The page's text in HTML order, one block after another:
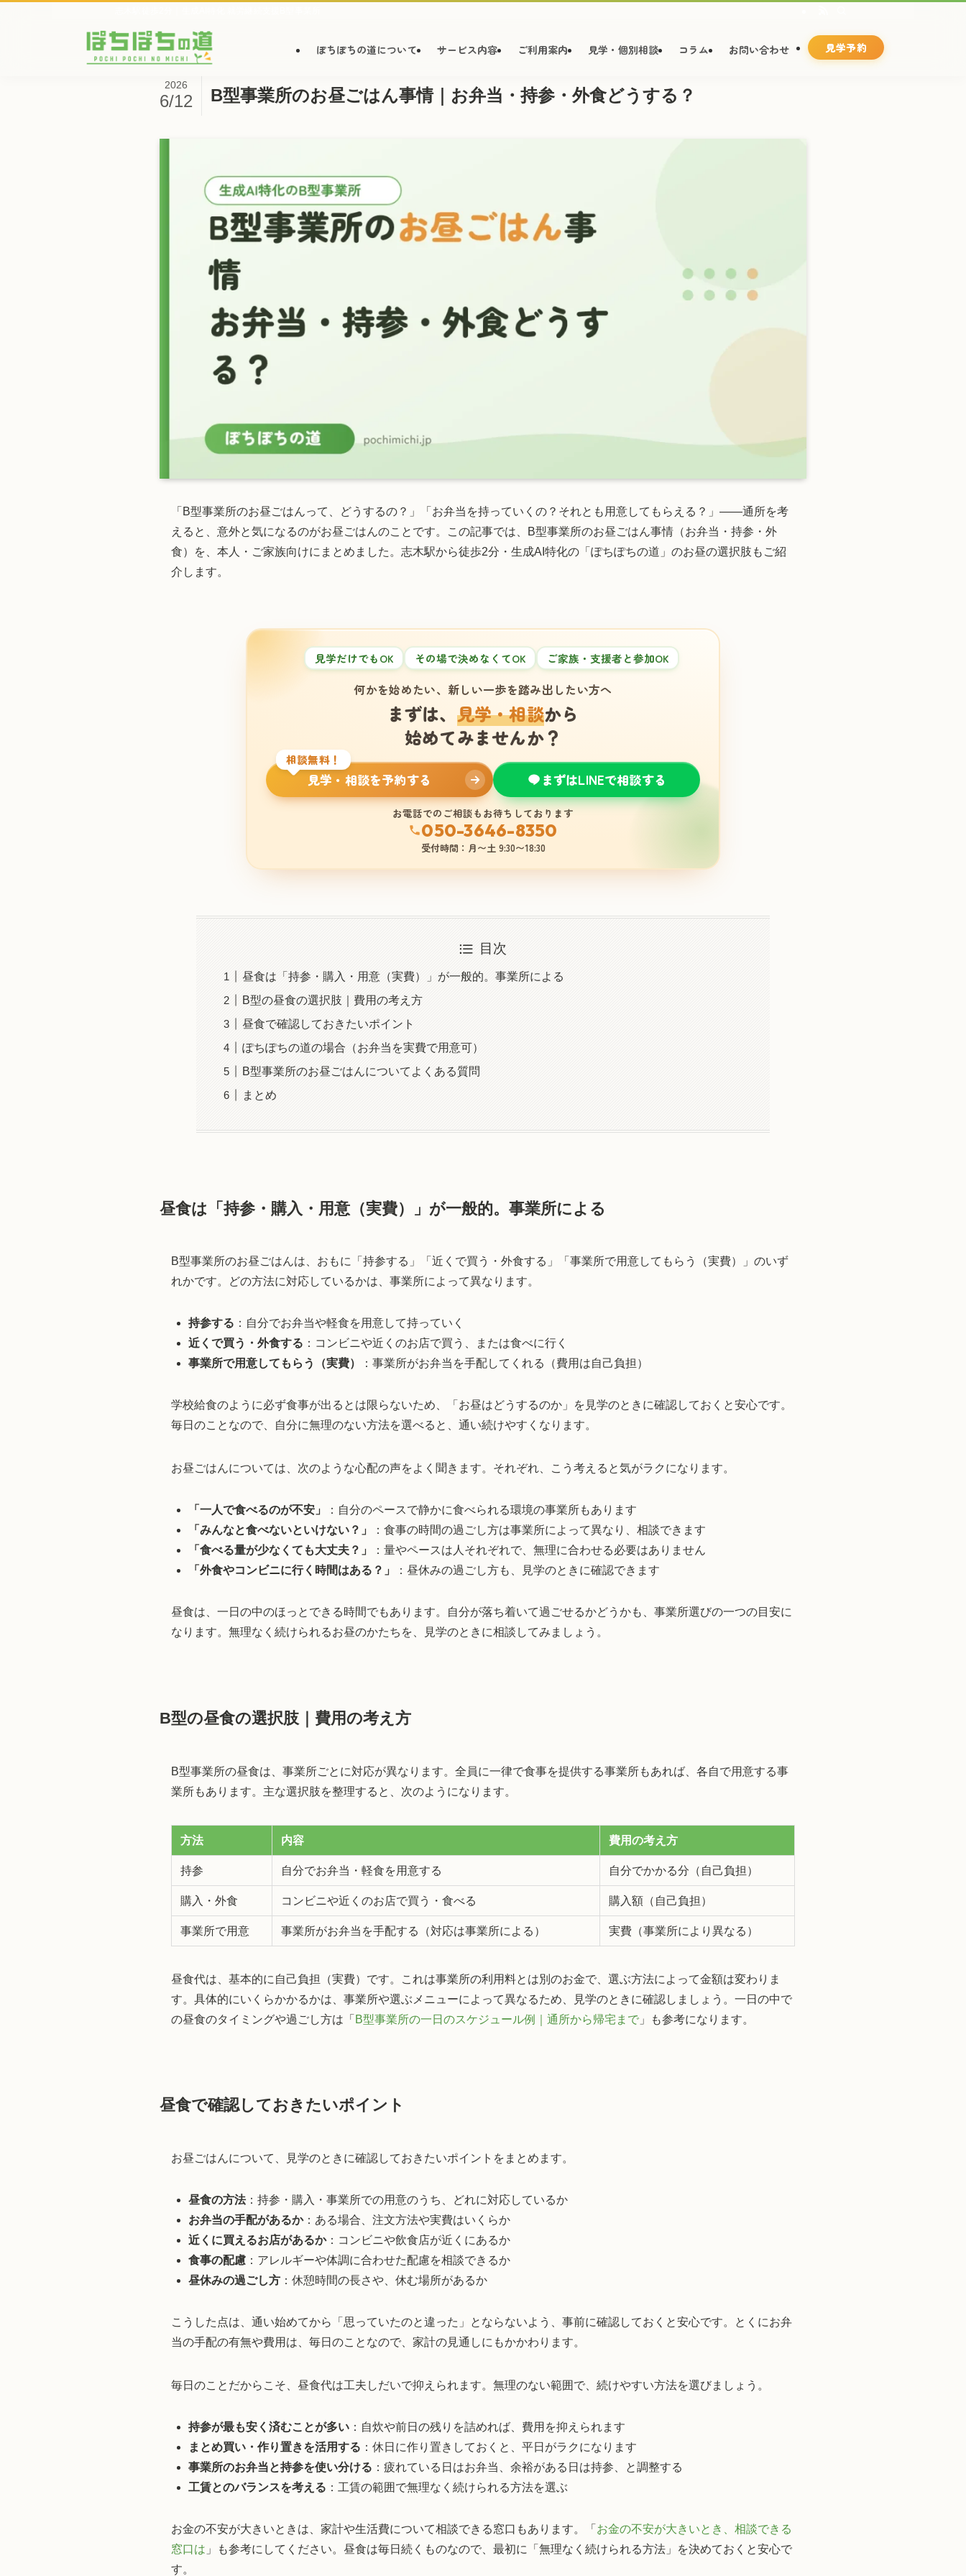
ぽちぽちの道について サービス内容 ご利用案内 見学・個別相談 コラム お問い合わせ 見学予約
B型事業所のお昼ごはん事情｜お弁当・持参・外食どうする？
2026
6/12
「B型事業所のお昼ごはんって、どうするの？」「お弁当を持っていくの？それとも用意してもらえる？」——通所を考
えると、意外と気になるのがお昼ごはんのことです。この記事では、B型事業所のお昼ごはん事情（お弁当・持参・外
食）を、本人・ご家族向けにまとめました。志木駅から徒歩2分・生成AI特化の「ぽちぽちの道」のお昼の選択肢もご紹
介します。
見学だけでもOK その場で決めなくてOK ご家族・支援者と参加OK
何かを始めたい、新しい一歩を踏み出したい方へ
まずは、 見学・相談から
始めてみませんか？
相談無料！
見学・相談を予約する まずはLINEで相談する
お電話でのご相談もお待ちしております
050-3646-8350
受付時間：月〜土 9:30〜18:30
目次
昼食は「持参・購入・用意（実費）」が一般的。事業所による
B型の昼食の選択肢｜費用の考え方
昼食で確認しておきたいポイント
ぽちぽちの道の場合（お弁当を実費で用意可）
B型事業所のお昼ごはんについてよくある質問
まとめ
昼食は「持参・購入・用意（実費）」が一般的。事業所による
B型事業所のお昼ごはんは、おもに「持参する」「近くで買う・外食する」「事業所で用意してもらう（実費）」のいず
れかです。どの方法に対応しているかは、事業所によって異なります。
持参する ：自分でお弁当や軽食を用意して持っていく
近くで買う・外食する ：コンビニや近くのお店で買う、または食べに行く
事業所で用意してもらう（実費）
：事業所がお弁当を手配してくれる（費用は自己負担）
学校給食のように必ず食事が出るとは限らないため、「お昼はどうするのか」を見学のときに確認しておくと安心です。
毎日のことなので、自分に無理のない方法を選べると、通い続けやすくなります。
お昼ごはんについては、次のような心配の声をよく聞きます。それぞれ、こう考えると気がラクになります。
「一人で食べるのが不安」
：自分のペースで静かに食べられる環境の事業所もあります
「みんなと食べないといけない？」
：食事の時間の過ごし方は事業所によって異なり、相談できます
「食べる量が少なくても大丈夫？」
：量やペースは人それぞれで、無理に合わせる必要はありません
「外食やコンビニに行く時間はある？」
：昼休みの過ごし方も、見学のときに確認できます
昼食は、一日の中のほっとできる時間でもあります。自分が落ち着いて過ごせるかどうかも、事業所選びの一つの目安に
なります。無理なく続けられるお昼のかたちを、見学のときに相談してみましょう。
B型の昼食の選択肢｜費用の考え方
B型事業所の昼食は、事業所ごとに対応が異なります。全員に一律で食事を提供する事業所もあれば、各自で用意する事
業所もあります。主な選択肢を整理すると、次のようになります。
方法 内容 費用の考え方
持参 自分でお弁当・軽食を用意する 自分でかかる分（自己負担）
購入・外食 コンビニや近くのお店で買う・食べる 購入額（自己負担）
事業所で用意 事業所がお弁当を手配する（対応は事業所による） 実費（事業所により異なる）
昼食代は、基本的に自己負担（実費）です。これは事業所の利用料とは別のお金で、選ぶ方法によって金額は変わりま
す。具体的にいくらかかるかは、事業所や選ぶメニューによって異なるため、見学のときに確認しましょう。一日の中で
の昼食のタイミングや過ごし方は「 B型事業所の一日のスケジュール例｜通所から帰宅まで 」も参考になります。
昼食で確認しておきたいポイント
お昼ごはんについて、見学のときに確認しておきたいポイントをまとめます。
昼食の方法：持参・購入・事業所での用意のうち、どれに対応しているか
お弁当の手配があるか：ある場合、注文方法や実費はいくらか
近くに買えるお店があるか：コンビニや飲食店が近くにあるか
食事の配慮 ：アレルギーや体調に合わせた配慮を相談できるか
昼休みの過ごし方 ：休憩時間の長さや、休む場所があるか
こうした点は、通い始めてから「思っていたのと違った」とならないよう、事前に確認しておくと安心です。とくにお弁
当の手配の有無や費用は、毎日のことなので、家計の見通しにもかかわります。
毎日のことだからこそ、昼食代は工夫しだいで抑えられます。無理のない範囲で、続けやすい方法を選びましょう。
持参が最も安く済むことが多い ：自炊や前日の残りを詰めれば、費用を抑えられます
まとめ買い・作り置きを活用する ：休日に作り置きしておくと、平日がラクになります
事業所のお弁当と持参を使い分ける ：疲れている日はお弁当、余裕がある日は持参、と調整する
工賃とのバランスを考える ：工賃の範囲で無理なく続けられる方法を選ぶ
お金の不安が大きいときは、家計や生活費について相談できる窓口もあります。「 お金の不安が大きいとき、相談できる
窓口は 」も参考にしてください。昼食は毎日続くものなので、最初に「無理なく続けられる方法」を決めておくと安心で
す。